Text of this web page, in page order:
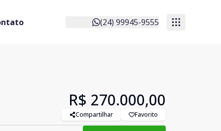
(24) 99945-9555
R$ 270.000,00
Compartilhar Favorito